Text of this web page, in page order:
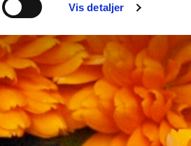
Vis detaljer